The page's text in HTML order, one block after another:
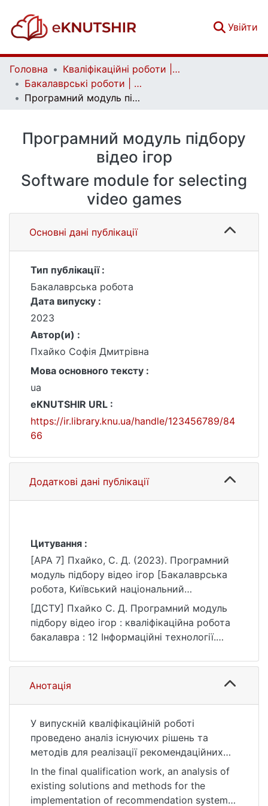
Увійти
Головна
Кваліфікаційні роботи | Qualifying works
Бакалаврські роботи | Bachelor theses
Програмний модуль підбору відео ігор
Програмний модуль підбору
відео ігор
Software module for selecting
video games
Основні дані публікації
Тип публікації :
Бакалаврська робота
Дата випуску :
2023
Автор(и) :
Пхайко Софія Дмитрівна
Мова основного тексту :
ua
eKNUTSHIR URL :
https://ir.library.knu.ua/handle/123456789/84
66
Додаткові дані публікації
Цитування :
[APA 7] Пхайко, С. Д. (2023). Програмний
модуль підбору відео ігор [Бакалаврська
робота, Київський національний
університет імені Тараса Шевченка].
eKNUTSHIR.
https://ir.library.knu.ua/handle/123456789/84
[ДСТУ] Пхайко С. Д. Програмний модуль
підбору відео ігор : кваліфікаційна робота
бакалавра : 12 Інформаційні технології.
https://ir.library.knu.ua/handle/123456789/84
66 (дата звернення: 25.07.2026).
Анотація
У випускній кваліфікаційній роботі
проведено аналіз існуючих рішень та
методів для реалізації рекомендаційних
систем, розглянуто бізнес процеси та
сформовано функціональні та
нефункціональні вимоги до програмного
In the final qualification work, an analysis of
existing solutions and methods for the
implementation of recommendation systems